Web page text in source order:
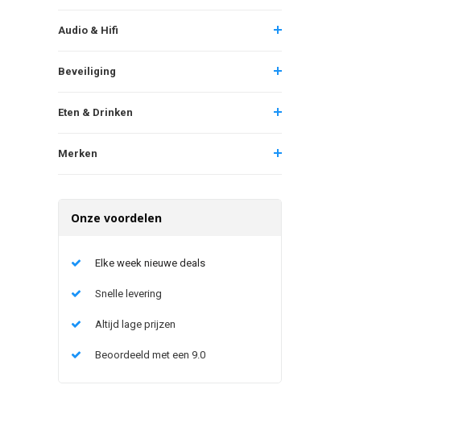
Audio & Hifi
Beveiliging
Eten & Drinken
Merken
Onze voordelen
Elke week nieuwe deals
Snelle levering
Altijd lage prijzen
Beoordeeld met een 9.0